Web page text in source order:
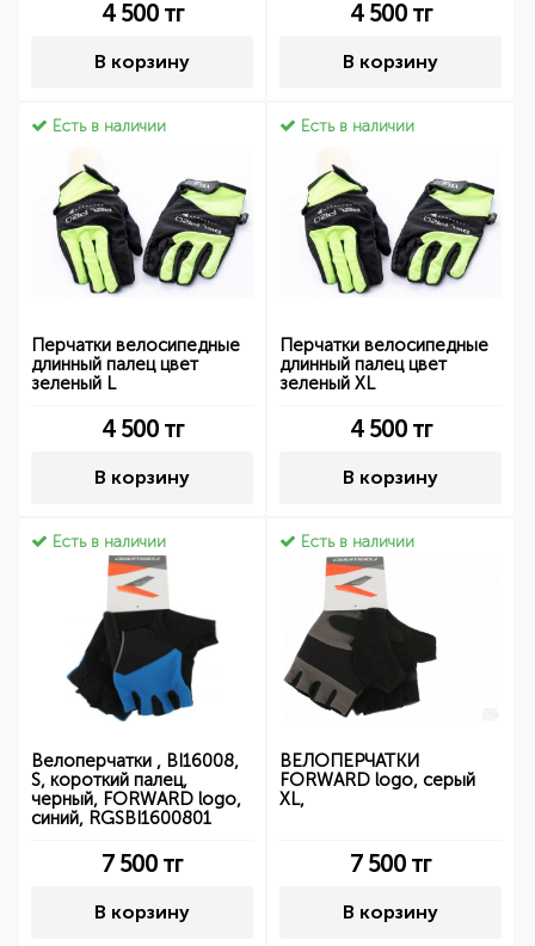
4 500тг
В корзину
4 500тг
В корзину
Есть в наличии
Перчатки велосипедные
длинный палец цвет
зеленый L
4 500тг
В корзину
Есть в наличии
Перчатки велосипедные
длинный палец цвет
зеленый XL
4 500тг
В корзину
Есть в наличии
Велоперчатки , BI16008,
S, короткий палец,
черный, FORWARD logo,
синий, RGSBI1600801
7 500 тг
В корзину
Есть в наличии
ВЕЛОПЕРЧАТКИ
FORWARD logo, серый
XL,
7 500 тг
В корзину